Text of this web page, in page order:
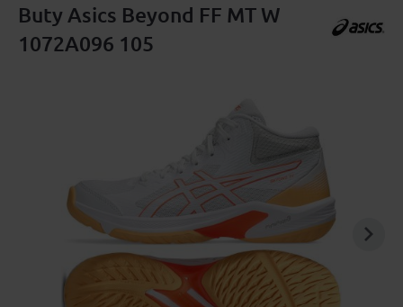
Buty Asics Beyond FF MT W
1072A096 105